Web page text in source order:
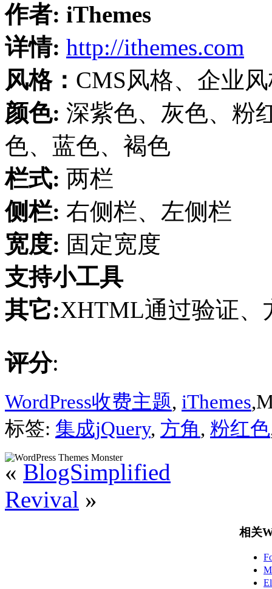
作者: iThemes
详情: http://ithemes.com
风格： CMS风格、企业
颜色: 深紫色、灰色、粉
色、蓝色、褐色
栏式: 两栏
侧栏: 右侧栏、左侧栏
宽度: 固定宽度
支持小工具
其它:XHTML通过验证、
评分:
WordPress收费主题, iThemes
标签: 集成jQuery, 方角, 粉红色
« BlogSimplified
Revival »
相关